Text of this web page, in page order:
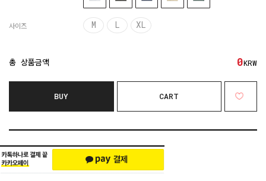
사이즈 M L XL
총 상품금액 0KRW
BUY CART